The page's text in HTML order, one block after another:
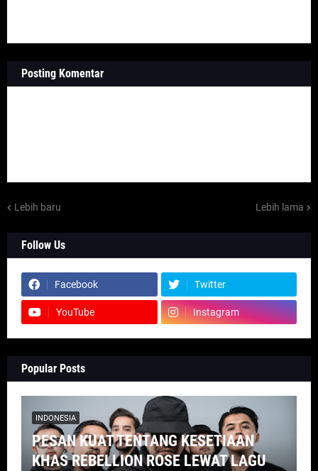
Posting Komentar
Lebih baru Lebih lama
Follow Us
Facebook Twitter
YouTube Instagram
Popular Posts
INDONESIA
PESAN KUAT TENTANG KESETIAAN
KHAS REBELLION ROSE LEWAT LAGU